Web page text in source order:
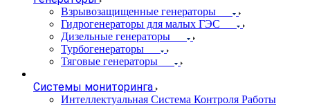
Взрывозащищенные генераторы
Гидрогенераторы для малых ГЭС
Дизельные генераторы
Турбогенераторы
Тяговые генераторы
Системы мониторинга
Интеллектуальная Система Контроля Работы